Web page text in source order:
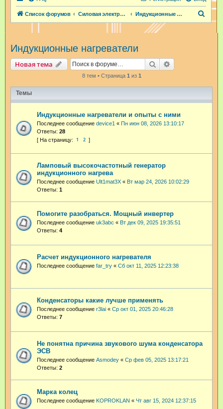
Список форумов Силовая электроника Индукционные нагреватели
Индукционные нагреватели
Новая тема Поиск
8 тем • Страница 1 из 1
Темы
Индукционные нагреватели и опыты с ними
Последнее сообщение device1 « Пн июн 08, 2026 13:10:17
Ответы: 28
1 2
Ламповый высокочастотный генератор
индукционного нагрева
Последнее сообщение Ult1mat3X « Вт мар 24, 2026 10:02:29
Ответы: 1
Помогите разобраться. Мощный инвертер
Последнее сообщение uk3abc « Вт дек 09, 2025 19:35:51
Ответы: 4
Расчет индукционного нагревателя
Последнее сообщение far_try « Сб окт 11, 2025 12:23:38
Конденсаторы какие лучше применять
Последнее сообщение r3lai « Ср окт 01, 2025 20:46:28
Ответы: 7
Не понятна причина звукового шума конденсатора
ЭСВ
Последнее сообщение Asmodey « Ср фев 05, 2025 13:17:21
Ответы: 2
Марка колец
Последнее сообщение KOPROKLAN « Чт авг 15, 2024 12:37:15